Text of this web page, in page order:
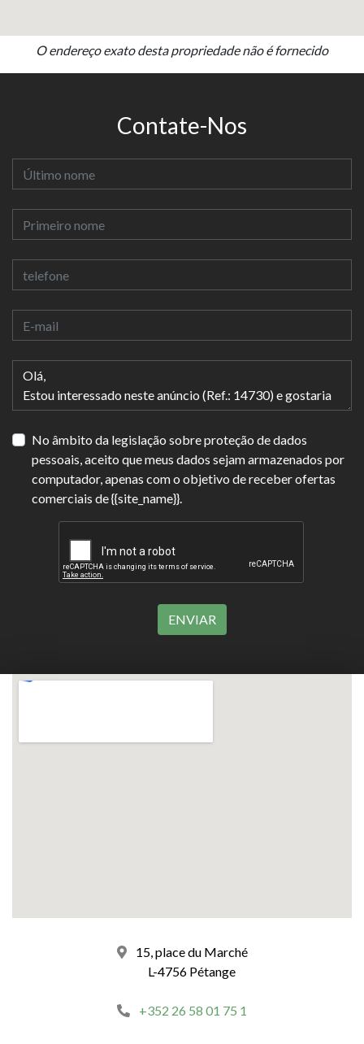
O endereço exato desta propriedade não é fornecido
Contate-Nos
No âmbito da legislação sobre proteção de dados
pessoais, aceito que meus dados sejam armazenados por
computador, apenas com o objetivo de receber ofertas
comerciais de {{site_name}}.
15, place du Marché
L-4756 Pétange
+352 26 58 01 75 1